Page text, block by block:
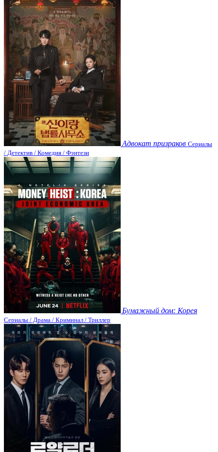
Адвокат призраков Сериалы
/ Детектив / Комедия / Фэнтези
Бумажный дом: Корея
Сериалы / Драма / Криминал / Триллер